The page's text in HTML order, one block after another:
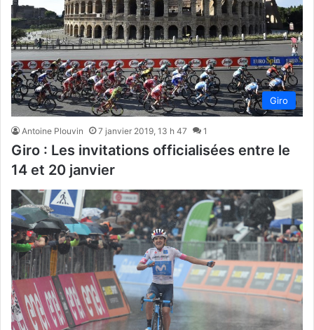
Giro
Antoine Plouvin 7 janvier 2019, 13 h 47 1
Giro : Les invitations officialisées entre le
14 et 20 janvier